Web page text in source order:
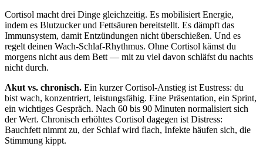
Cortisol macht drei Dinge gleichzeitig. Es mobilisiert Energie,
indem es Blutzucker und Fettsäuren bereitstellt. Es dämpft das
Immunsystem, damit Entzündungen nicht überschießen. Und es
regelt deinen Wach-Schlaf-Rhythmus. Ohne Cortisol kämst du
morgens nicht aus dem Bett — mit zu viel davon schläfst du nachts
nicht durch.
Akut vs. chronisch. Ein kurzer Cortisol-Anstieg ist Eustress: du
bist wach, konzentriert, leistungsfähig. Eine Präsentation, ein Sprint,
ein wichtiges Gespräch. Nach 60 bis 90 Minuten normalisiert sich
der Wert. Chronisch erhöhtes Cortisol dagegen ist Distress:
Bauchfett nimmt zu, der Schlaf wird flach, Infekte häufen sich, die
Stimmung kippt.